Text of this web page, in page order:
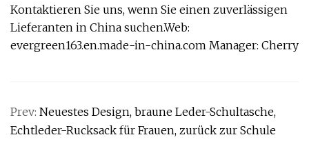
Kontaktieren Sie uns, wenn Sie einen zuverlässigen
Lieferanten in China suchen.Web:
evergreen163.en.made-in-china.com Manager: Cherry
Prev: Neuestes Design, braune Leder-Schultasche,
Echtleder-Rucksack für Frauen, zurück zur Schule